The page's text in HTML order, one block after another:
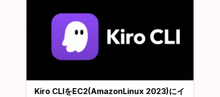
Kiro CLIをEC2(AmazonLinux 2023)にイ